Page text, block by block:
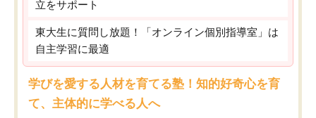
立をサポート
東大生に質問し放題！「オンライン個別指導室」は
自主学習に最適
学びを愛する人材を育てる塾！知的好奇心を育
て、主体的に学べる人へ